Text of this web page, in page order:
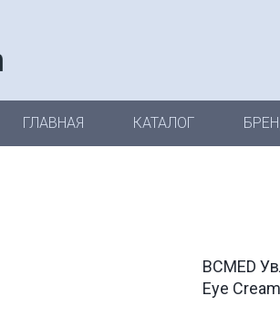
ГЛАВНАЯ КАТАЛОГ
BCMED
Eye